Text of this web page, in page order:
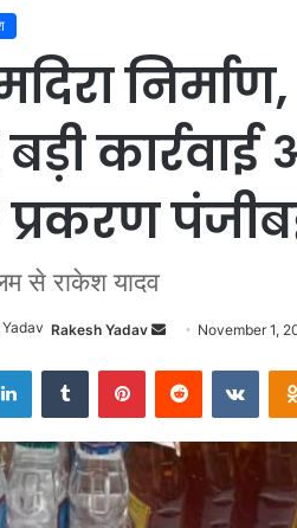
बड़ी
से राकेश यादव
Rakesh Yadav
n
d
a
n
e
November 1,